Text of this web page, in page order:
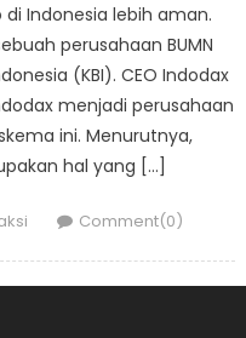
Indonesia lebih aman.
perusahaan BUMN
(KBI). CEO Indodax
menjadi perusahaan
ini. Menurutnya,
hal yang […]
Comment(0)